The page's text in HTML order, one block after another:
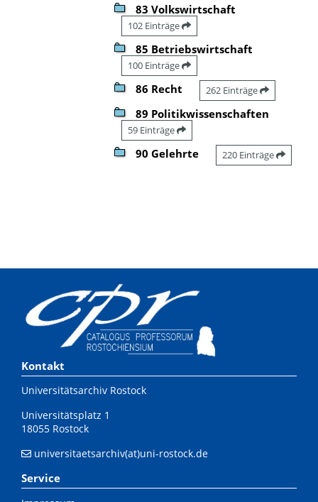
83 Volkswirtschaft
102 Einträge
85 Betriebswirtschaft
100 Einträge
86 Recht 262 Einträge
89 Politikwissenschaften
59 Einträge
90 Gelehrte 220 Einträge
Kontakt
Universitätsarchiv Rostock
Universitätsplatz 1
18055 Rostock
universitaetsarchiv(at)uni-rostock.de
Service